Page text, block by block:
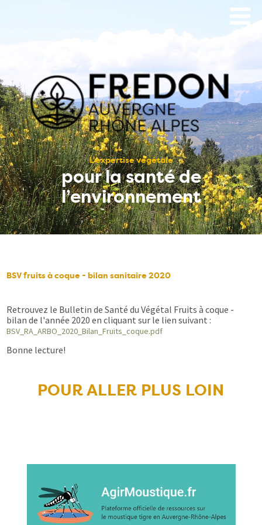
L’expertise végétale
pour la santé de
l’environnement
BSV fruits à coque - bilan sanitaire 2020
Retrouvez le Bulletin de Santé du Végétal Fruits à coque -
bilan de l'année 2020 en cliquant sur le lien suivant :
BSV_RA_ARBO_2020_Bilan_Fruits_coque.pdf
Bonne lecture!
POUR ALLER PLUS LOIN